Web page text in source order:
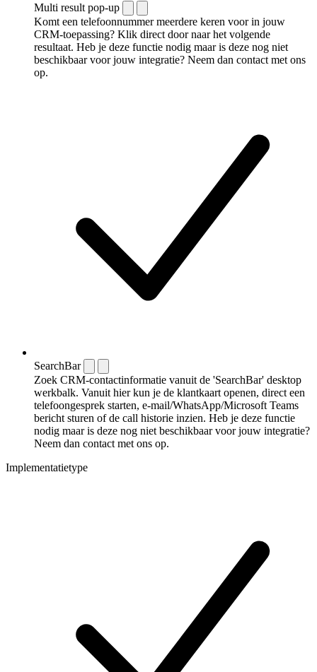
Multi result pop-up
Komt een telefoonnummer meerdere keren voor in jouw
CRM-toepassing? Klik direct door naar het volgende
resultaat. Heb je deze functie nodig maar is deze nog niet
beschikbaar voor jouw integratie? Neem dan contact met ons
op.
SearchBar
Zoek CRM-contactinformatie vanuit de 'SearchBar' desktop
werkbalk. Vanuit hier kun je de klantkaart openen, direct een
telefoongesprek starten, e-mail/WhatsApp/Microsoft Teams
bericht sturen of de call historie inzien. Heb je deze functie
nodig maar is deze nog niet beschikbaar voor jouw integratie?
Neem dan contact met ons op.
Implementatietype